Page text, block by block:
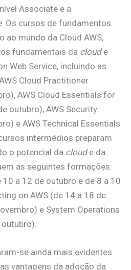
Associate e a
. Os cursos de fundamentos
ao mundo da Cloud AWS,
fundamentais da cloude
Web Service, incluindo as
Cloud Practitioner
AWS Cloud Essentials for
outubro), AWS Security
e AWS Technical Essentials
intermédios preparam
o potencial da cloude da
as seguintes formações:
10 a 12 de outubro e de 8 a 10
on AWS (de 14 a 18 de
e System Operations
se ainda mais evidentes
vantagens da adoção da